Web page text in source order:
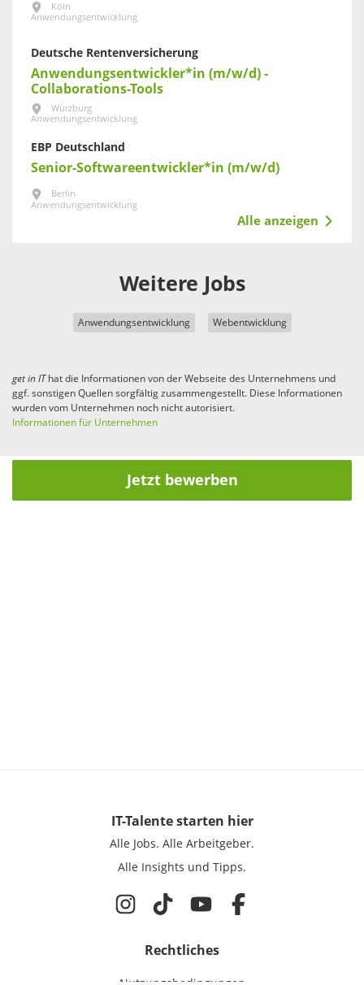
Köln
Anwendungsentwicklung
Deutsche Rentenversicherung
Anwendungsentwickler*in (m/w/d) -
Collaborations-Tools
Würzburg
Anwendungsentwicklung
EBP Deutschland
Senior-Softwareentwickler*in (m/w/d)
Berlin
Anwendungsentwicklung
Alle anzeigen
Weitere Jobs
Anwendungsentwicklung Webentwicklung
get in IThat die Informationen von der Webseite des Unternehmens und
ggf. sonstigen Quellen sorgfältig zusammengestellt. Diese Informationen
wurden vom Unternehmen noch nicht autorisiert.
Informationen für Unternehmen
Jetzt bewerben
IT-Talentestarten hier
Alle Jobs. Alle Arbeitgeber.
Alle Insights und Tipps.
Rechtliches